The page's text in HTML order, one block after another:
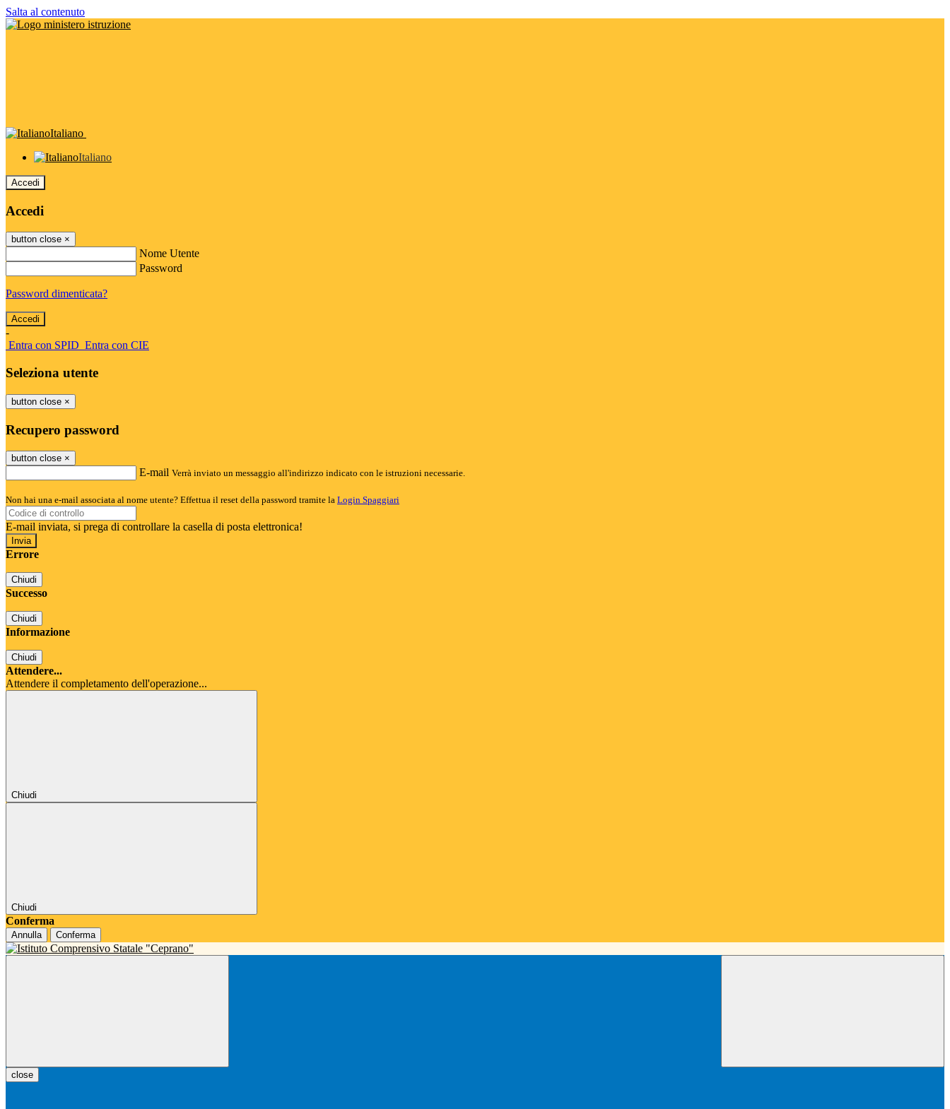
Salta al contenuto
Italiano
Italiano
Accedi
Accedi
button close ×
Nome Utente
Password
Password dimenticata?
-
Entra con SPID Entra con CIE
Seleziona utente
button close ×
Recupero password
button close ×
E-mail Verrà inviato un messaggio all'indirizzo indicato con le istruzioni necessarie.
Non hai una e-mail associata al nome utente? Effettua il reset della password tramite la Login Spaggiari
E-mail inviata, si prega di controllare la casella di posta elettronica!
Errore
Chiudi
Successo
Chiudi
Informazione
Chiudi
Attendere...
Attendere il completamento dell'operazione...
Chiudi
Chiudi
Conferma
Annulla Conferma
close